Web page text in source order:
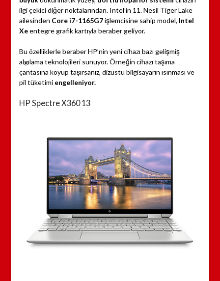
ilgi çekici diğer noktalarından. Intel’in 11. Nesil Tiger Lake
ailesinden Core i7-1165G7işlemcisine sahip model, Intel
Xeentegre grafik kartıyla beraber geliyor.
Bu özelliklerle beraber HP’nin yeni cihazı bazı gelişmiş
algılama teknolojileri sunuyor. Örneğin cihazı taşıma
çantasına koyup taşırsanız, dizüstü bilgisayarın ısınması ve
pil tüketimi engelleniyor.
HP Spectre X360 13